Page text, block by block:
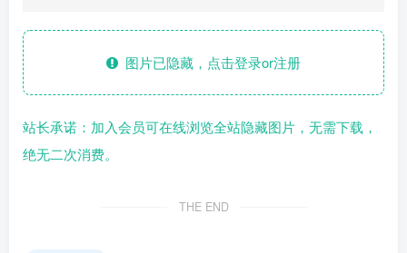
图片已隐藏，点击登录or注册
站长承诺：加入会员可在线浏览全站隐藏图片，无需下载，
绝无二次消费。
THE END